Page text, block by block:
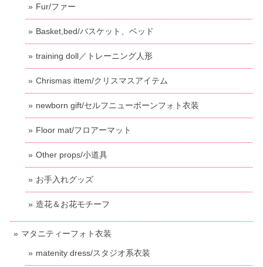
Fur/ファー
Basket,bed/バスケット、ベッド
training doll／トレーニング人形
Chrismas ittem/クリスマスアイテム
newborn gift/セルフニューボーンフォト衣装
Floor mat/フロアーマット
Other props/小道具
お手入れグッズ
造花＆お花モチーフ
マタニティーフォト衣装
matenity dress/スタジオ系衣装